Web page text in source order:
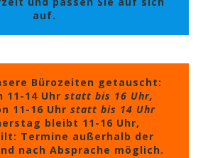
auf.
Bürozeiten getauscht:
11-14 Uhr statt bis 16 Uhr,
11-16 Uhr statt bis 14 Uhr
bleibt 11-16 Uhr,
Termine außerhalb der
nach Absprache möglich.